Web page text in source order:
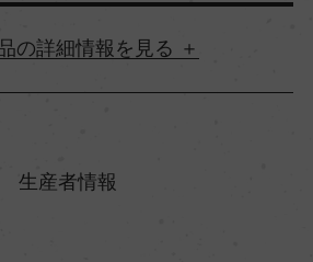
詳細情報
生産者情報